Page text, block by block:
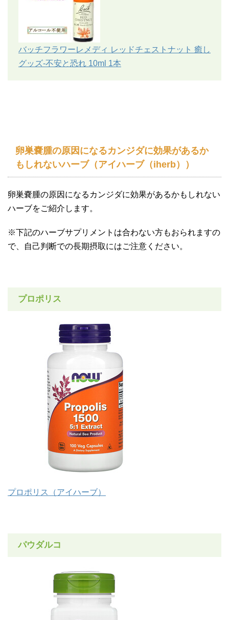
バッチフラワーレメディ レッドチェストナット 癒し
グッズ-不安と恐れ 10ml 1本
卵巣嚢腫の原因になるカンジダに効果があるか
もしれないハーブ（アイハーブ（iherb））
卵巣嚢腫の原因になるカンジダに効果があるかもしれない
ハーブをご紹介します。
※下記のハーブサプリメントは合わない方もおられますの
で、自己判断での長期摂取にはご注意ください。
プロポリス
プロポリス（アイハーブ）
パウダルコ